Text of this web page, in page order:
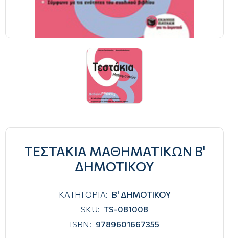
ΤΕΣΤΑΚΙΑ ΜΑΘΗΜΑΤΙΚΩΝ Β'
ΔΗΜΟΤΙΚΟΥ
ΚΑΤΗΓΟΡΙΑ: Β' ΔΗΜΟΤΙΚΟΥ
SKU: TS-081008
ISBN: 9789601667355